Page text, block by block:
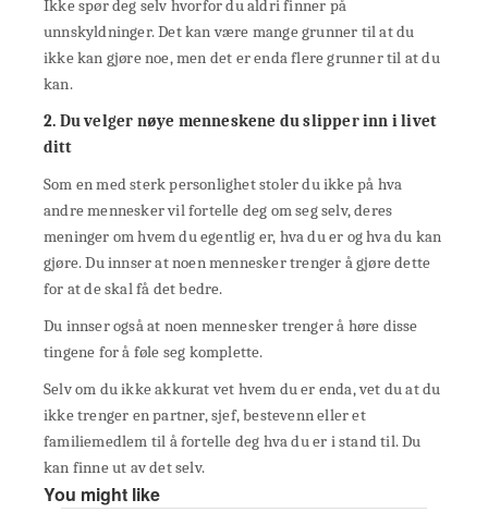
Ikke spør deg selv hvorfor du aldri finner på
unnskyldninger. Det kan være mange grunner til at du
ikke kan gjøre noe, men det er enda flere grunner til at du
kan.
2. Du velger nøye menneskene du slipper inn i livet
ditt
Som en med sterk personlighet stoler du ikke på hva
andre mennesker vil fortelle deg om seg selv, deres
meninger om hvem du egentlig er, hva du er og hva du kan
gjøre. Du innser at noen mennesker trenger å gjøre dette
for at de skal få det bedre.
Du innser også at noen mennesker trenger å høre disse
tingene for å føle seg komplette.
Selv om du ikke akkurat vet hvem du er enda, vet du at du
ikke trenger en partner, sjef, bestevenn eller et
familiemedlem til å fortelle deg hva du er i stand til. Du
kan finne ut av det selv.
You might like